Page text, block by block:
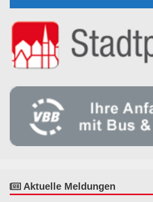
Aktuelle Meldungen